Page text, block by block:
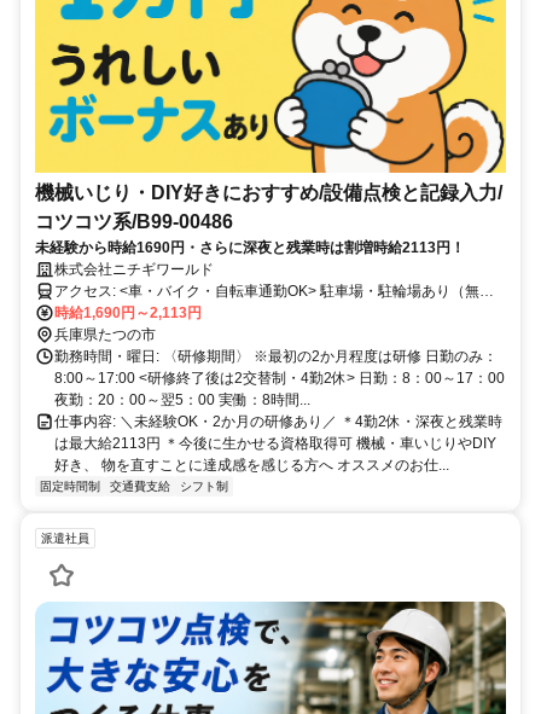
機械いじり・DIY好きにおすすめ/設備点検と記録入力/
コツコツ系/B99-00486
未経験から時給1690円・さらに深夜と残業時は割増時給2113円！
株式会社ニチギワールド
アクセス: <車・バイク・自転車通勤OK> 駐車場・駐輪場あり（無
料）
時給1,690円～2,113円
兵庫県たつの市
勤務時間・曜日: 〈研修期間〉 ※最初の2か月程度は研修 日勤のみ：
8:00～17:00 <研修終了後は2交替制・4勤2休> 日勤：8：00～17：00
夜勤：20：00～翌5：00 実働：8時間...
仕事内容: ＼未経験OK・2か月の研修あり／ ＊4勤2休・深夜と残業時
は最大給2113円 ＊今後に生かせる資格取得可 機械・車いじりやDIY
好き、 物を直すことに達成感を感じる方へ オススメのお仕...
固定時間制 交通費支給 シフト制
派遣社員